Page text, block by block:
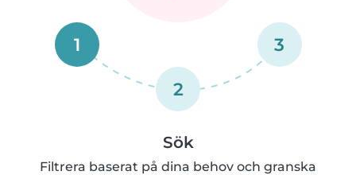
1
2
3
Sök
Filtrera baserat på dina behov och granska